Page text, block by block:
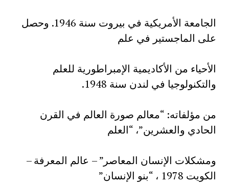
الجامعة الأمريكية في بيروت سنة 1946. وحصل
على الماجستير في علم
الأحياء من الأكاديمية الإمبراطورية للعلم
والتكنولوجيا في لندن سنة 1948.
من مؤلفاته: “معالم صورة العالم في القرن
الحادي والعشرين”، “العلم
ومشكلات الإنسان المعاصر” – عالم المعرفة –
الكويت 1978 ، “بنو الإنسان”